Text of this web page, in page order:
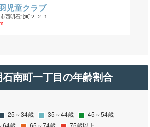
児童クラブ
西明石北町２-２-１
南町一丁目の年齢割合